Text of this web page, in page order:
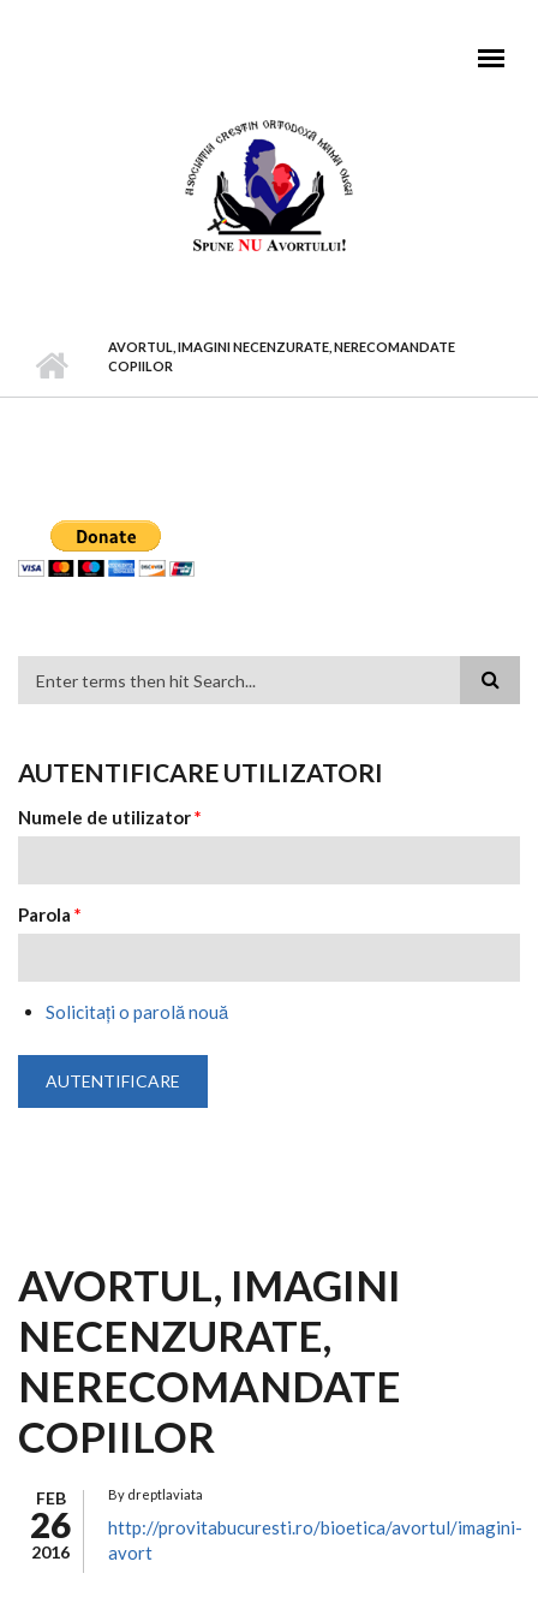
AVORTUL, IMAGINI NECENZURATE, NERECOMANDATE
COPIILOR
FORMULAR DE CĂUTARE
AUTENTIFICARE UTILIZATORI
Numele de utilizator*
Parola *
Solicitaţi o parolă nouă
AVORTUL, IMAGINI
NECENZURATE,
NERECOMANDATE
COPIILOR
FEB
26
2016
By dreptlaviata
http://provitabucuresti.ro/bioetica/avortul/imagini-
avort